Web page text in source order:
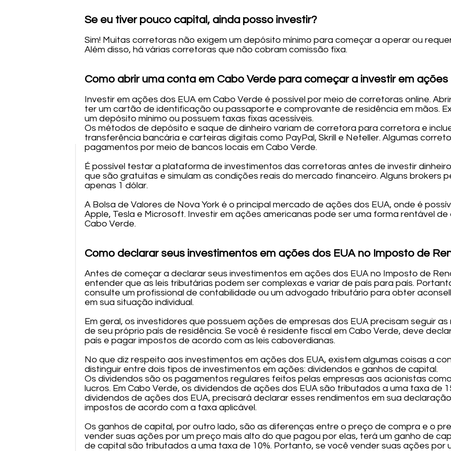
Se eu tiver pouco capital, ainda posso investir?
Sim! Muitas corretoras não exigem um depósito mínimo para começar a operar ou
Além disso, há várias corretoras que não cobram comissão fixa.
Como abrir uma conta em Cabo Verde para começar a investir em ações
Investir em ações dos EUA em Cabo Verde é possível por meio de corretoras online.
ter um cartão de identificação ou passaporte e comprovante de residência em mãos.
um depósito mínimo ou possuem taxas fixas acessíveis.
Os métodos de depósito e saque de dinheiro variam de corretora para corretora e
transferência bancária e carteiras digitais como PayPal, Skrill e Neteller. Algumas
pagamentos por meio de bancos locais em Cabo Verde.
É possível testar a plataforma de investimentos das corretoras antes de investir
que são gratuitas e simulam as condições reais do mercado financeiro. Alguns brokers
apenas 1 dólar.
A Bolsa de Valores de Nova York é o principal mercado de ações dos EUA, onde é
Apple, Tesla e Microsoft. Investir em ações americanas pode ser uma forma rentável
Cabo Verde.
Como declarar seus investimentos em ações dos EUA no Imposto de
Antes de começar a declarar seus investimentos em ações dos EUA no Imposto de
entender que as leis tributárias podem ser complexas e variar de país para país.
consulte um profissional de contabilidade ou um advogado tributário para obter
em sua situação individual.
Em geral, os investidores que possuem ações de empresas dos EUA precisam seguir
de seu próprio país de residência. Se você é residente fiscal em Cabo Verde, deve
país e pagar impostos de acordo com as leis caboverdianas.
No que diz respeito aos investimentos em ações dos EUA, existem algumas coisas a
distinguir entre dois tipos de investimentos em ações: dividendos e ganhos de capital.
Os dividendos são os pagamentos regulares feitos pelas empresas aos acionistas
lucros. Em Cabo Verde, os dividendos de ações dos EUA são tributados a uma taxa de
dividendos de ações dos EUA, precisará declarar esses rendimentos em sua
impostos de acordo com a taxa aplicável.
Os ganhos de capital, por outro lado, são as diferenças entre o preço de compra e o
vender suas ações por um preço mais alto do que pagou por elas, terá um ganho de
de capital são tributados a uma taxa de 10%. Portanto, se você vender suas ações por